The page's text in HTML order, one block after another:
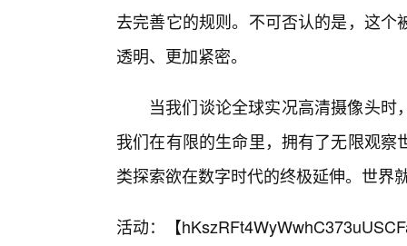
去完善它的规则。不可否认的是，这
透明、更加紧密。
当我们谈论全球实况高清摄像头
我们在有限的生命里，拥有了无限观
类探索欲在数字时代的终极延伸。世界
活动：【